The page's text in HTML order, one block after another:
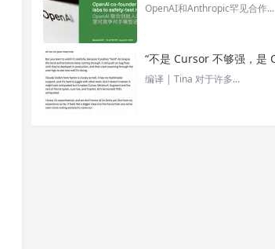
OpenAI和Anthropic罕见合作...
编译 | Tina 对于许多...